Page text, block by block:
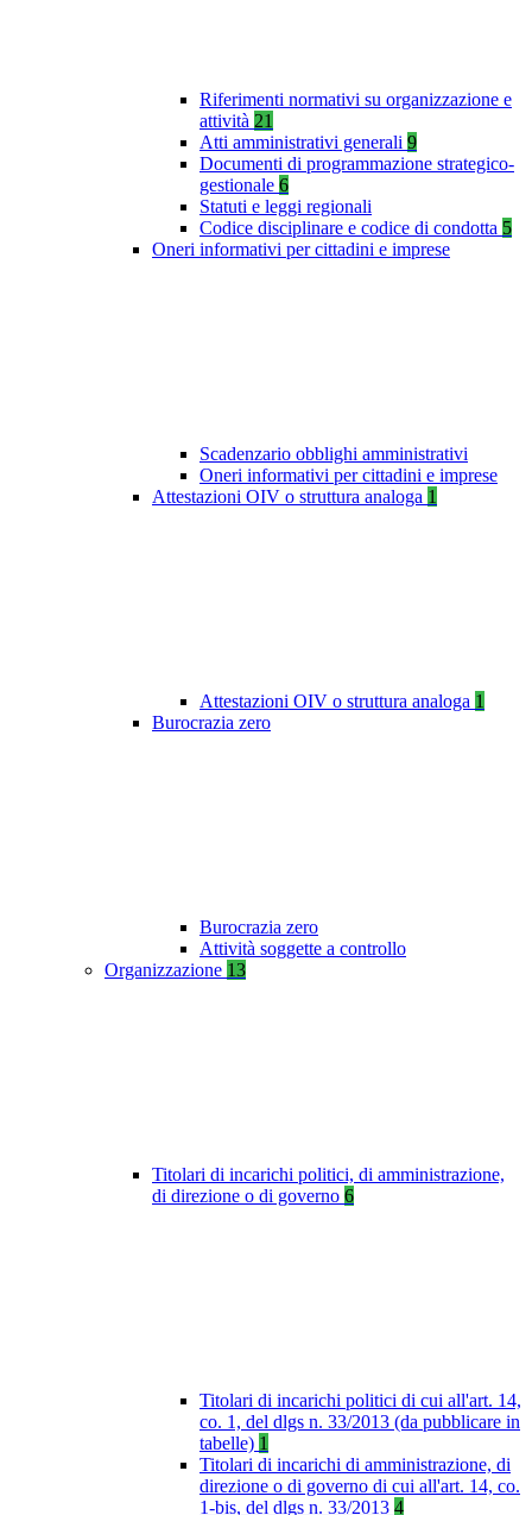
Riferimenti normativi su organizzazione e
attività 21
Atti amministrativi generali 9
Documenti di programmazione strategico-
gestionale 6
Statuti e leggi regionali
Codice disciplinare e codice di condotta 5
Oneri informativi per cittadini e imprese
Scadenzario obblighi amministrativi
Oneri informativi per cittadini e imprese
Attestazioni OIV o struttura analoga 1
Attestazioni OIV o struttura analoga 1
Burocrazia zero
Burocrazia zero
Attività soggette a controllo
Organizzazione 13
Titolari di incarichi politici, di amministrazione,
di direzione o di governo 6
Titolari di incarichi politici di cui all'art. 14,
co. 1, del dlgs n. 33/2013 (da pubblicare in
tabelle) 1
Titolari di incarichi di amministrazione, di
direzione o di governo di cui all'art. 14, co.
1-bis, del dlgs n. 33/2013 4